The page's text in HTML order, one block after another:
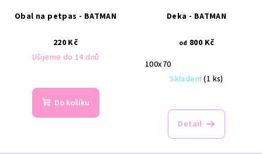
Obal na petpas - BATMAN
220 Kč
Ušijeme do 14 dnů
Do košíku
Deka - BATMAN
od 800 Kč
100x70
Skladem(1 ks)
Detail